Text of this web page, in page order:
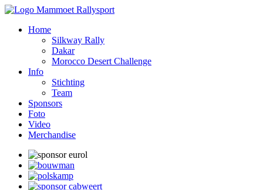
Home
Silkway Rally
Dakar
Morocco Desert Challenge
Info
Stichting
Team
Sponsors
Foto
Video
Merchandise